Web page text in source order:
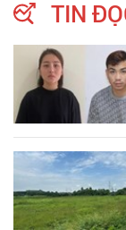
TIN